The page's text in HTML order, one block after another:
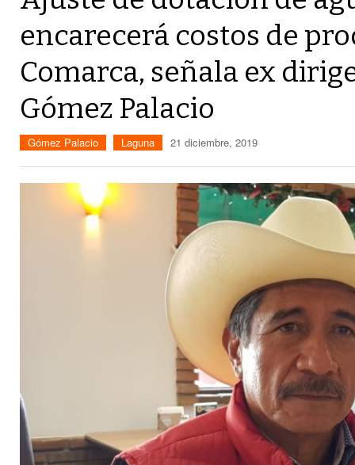
encarecerá costos de
Comarca, señala ex
Gómez Palacio
Gómez Palacio Laguna 21 diciembre, 2019